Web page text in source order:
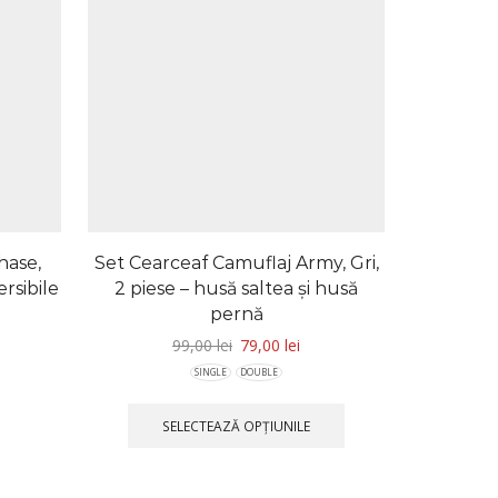
Set Cearceaf Camuflaj Army, Gri,
2 piese – husă saltea și husă
pernă
99,00lei 79,00 lei
SINGLE DOUBLE
SELECTEAZĂ OPȚIUNILE